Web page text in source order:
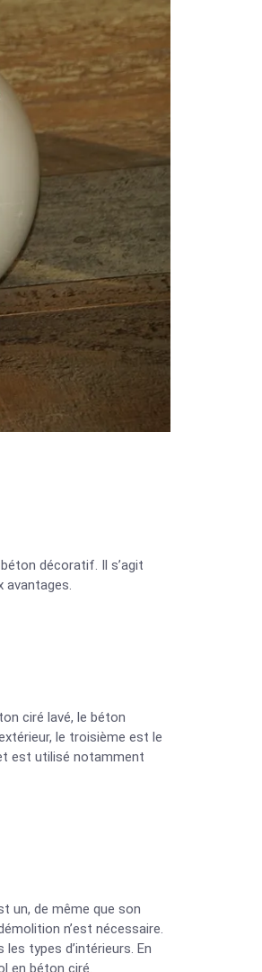
décoratif. Il s’agit
avantages.
ciré lavé, le béton
le troisième est le
est utilisé notamment
un, de même que son
n’est nécessaire.
types d’intérieurs. En
en béton ciré.